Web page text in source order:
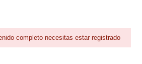
completo necesitas estar registrado